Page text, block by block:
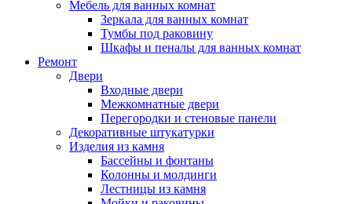
Мебель для ванных комнат
Зеркала для ванных комнат
Тумбы под раковину
Шкафы и пеналы для ванных комнат
Ремонт
Двери
Входные двери
Межкомнатные двери
Перегородки и стеновые панели
Декоративные штукатурки
Изделия из камня
Бассейны и фонтаны
Колонны и молдинги
Лестницы из камня